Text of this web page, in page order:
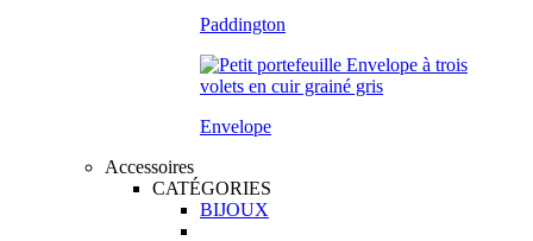
Paddington
Envelope
Accessoires
CATÉGORIES
BIJOUX